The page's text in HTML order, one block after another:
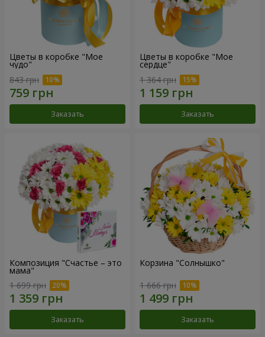
Цветы в коробке "Мое
чудо"
843 грн
Заказать
Цветы в коробке "Мое
сердце"
1 364 грн
Заказать
Композиция "Счастье – это
мама"
1 699 грн
Заказать
Корзина "Солнышко"
1 666 грн
Заказать